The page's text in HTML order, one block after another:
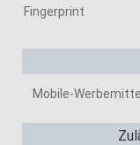
Fingerprint
Mobile-Werbemittel